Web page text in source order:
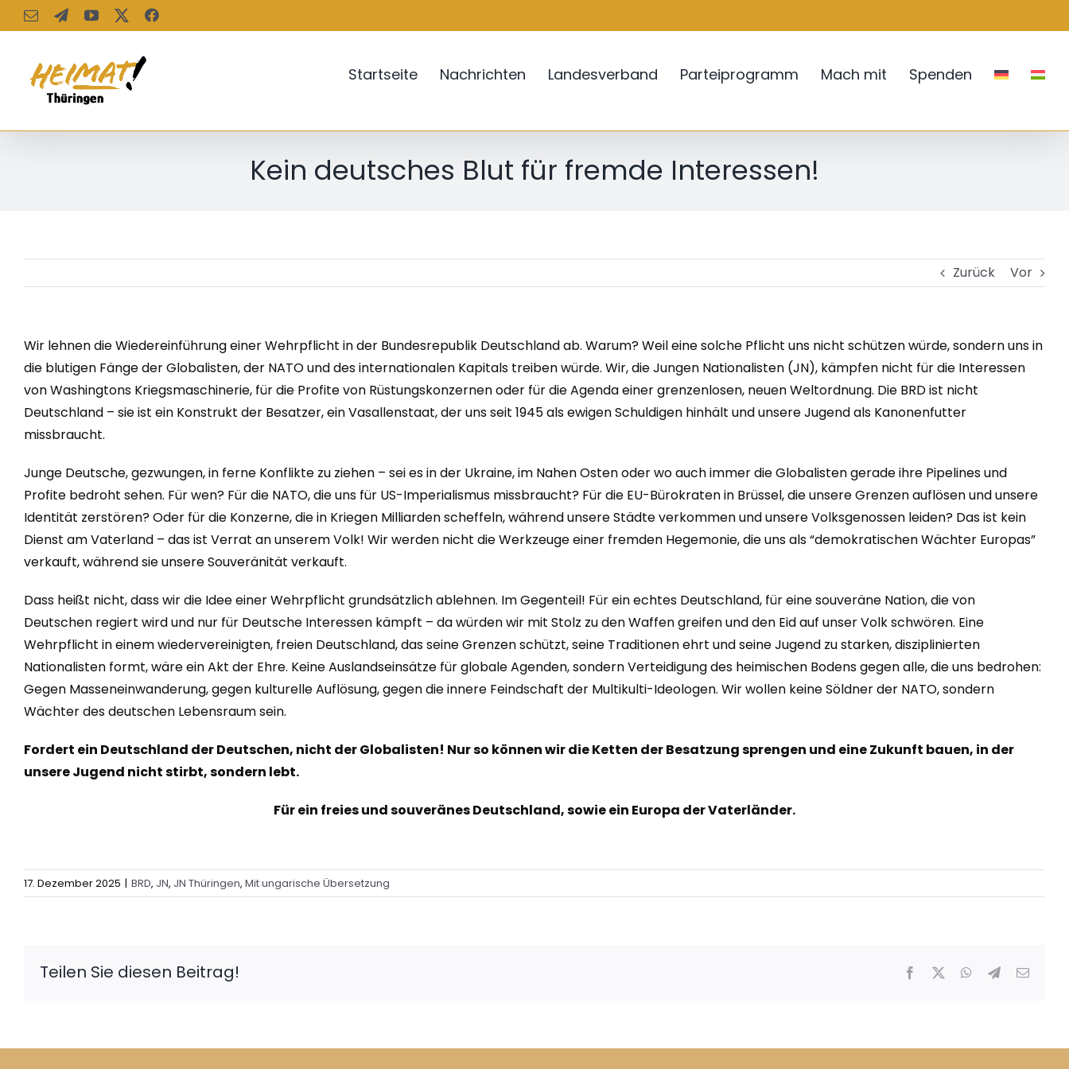
Zum
Inhalt
E-
Mail
TelegramYouTube Facebook
Startseite Nachrichten Landesverband Parteiprogramm Mach mit Spenden
Kein deutsches Blut für fremde Interessen!
Zurück Vor
Wir lehnen die Wiedereinführung einer Wehrpflicht in der Bundesrepublik Deutschland ab. Warum? Weil eine solche Pflicht uns nicht schützen würde, sondern uns in
die blutigen Fänge der Globalisten, der NATO und des internationalen Kapitals treiben würde. Wir, die Jungen Nationalisten (JN), kämpfen nicht für die Interessen
von Washingtons Kriegsmaschinerie, für die Profite von Rüstungskonzernen oder für die Agenda einer grenzenlosen, neuen Weltordnung. Die BRD ist nicht
Deutschland – sie ist ein Konstrukt der Besatzer, ein Vasallenstaat, der uns seit 1945 als ewigen Schuldigen hinhält und unsere Jugend als Kanonenfutter
missbraucht.
Junge Deutsche, gezwungen, in ferne Konflikte zu ziehen – sei es in der Ukraine, im Nahen Osten oder wo auch immer die Globalisten gerade ihre Pipelines und
Profite bedroht sehen. Für wen? Für die NATO, die uns für US-Imperialismus missbraucht? Für die EU-Bürokraten in Brüssel, die unsere Grenzen auflösen und unsere
Identität zerstören? Oder für die Konzerne, die in Kriegen Milliarden scheffeln, während unsere Städte verkommen und unsere Volksgenossen leiden? Das ist kein
Dienst am Vaterland – das ist Verrat an unserem Volk! Wir werden nicht die Werkzeuge einer fremden Hegemonie, die uns als “demokratischen Wächter Europas”
verkauft, während sie unsere Souveränität verkauft.
Dass heißt nicht, dass wir die Idee einer Wehrpflicht grundsätzlich ablehnen. Im Gegenteil! Für ein echtes Deutschland, für eine souveräne Nation, die von
Deutschen regiert wird und nur für Deutsche Interessen kämpft – da würden wir mit Stolz zu den Waffen greifen und den Eid auf unser Volk schwören. Eine
Wehrpflicht in einem wiedervereinigten, freien Deutschland, das seine Grenzen schützt, seine Traditionen ehrt und seine Jugend zu starken, disziplinierten
Nationalisten formt, wäre ein Akt der Ehre. Keine Auslandseinsätze für globale Agenden, sondern Verteidigung des heimischen Bodens gegen alle, die uns bedrohen:
Gegen Masseneinwanderung, gegen kulturelle Auflösung, gegen die innere Feindschaft der Multikulti-Ideologen. Wir wollen keine Söldner der NATO, sondern
Wächter des deutschen Lebensraum sein.
Fordert ein Deutschland der Deutschen, nicht der Globalisten! Nur so können wir die Ketten der Besatzung sprengen und eine Zukunft bauen, in der
unsere Jugend nicht stirbt, sondern lebt.
Für ein freies und souveränes Deutschland, sowie ein Europa der Vaterländer.
17. Dezember 2025 | BRD, JN, JN Thüringen, Mit ungarische Übersetzung
Teilen Sie diesen Beitrag! Facebook WhatsApp
Telegram
E-